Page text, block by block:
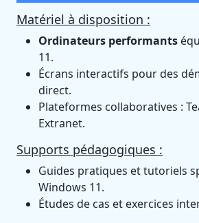
Matériel à disposition :
Ordinateurs performants
11.
Écrans interactifs pour des
direct.
Plateformes collaboratives :
Extranet.
Supports pédagogiques :
Guides pratiques et tutoriels
Windows 11.
Études de cas et exercices